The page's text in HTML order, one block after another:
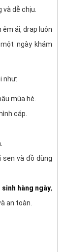
dễ chịu.
ái, drap luôn
ngày khám
như:
mùa hè.
cáp.
sen và đồ dùng
sinh hàng ngày,
an toàn.